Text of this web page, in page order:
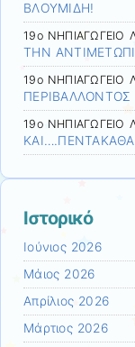
ΒΛΟΥΜΙΔΗ!
19ο ΝΗΠΙΑΓΩΓΕΙΟ
ΤΗΝ
19ο ΝΗΠΙΑΓΩΓΕΙΟ
ΠΕΡΙΒΑΛΛΟΝΤΟΣ
19ο ΝΗΠΙΑΓΩΓΕΙΟ
Ιστορικό
Ιούνιος 2026
Μάιος 2026
Απρίλιος 2026
Μάρτιος 2026